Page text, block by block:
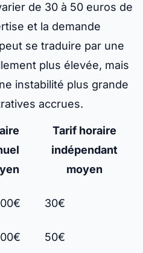
de 30 à 50 euros de
et la demande
se traduire par une
plus élevée, mais
instabilité plus grande
accrues.
Tarif horaire
indépendant
moyen
30€
50€